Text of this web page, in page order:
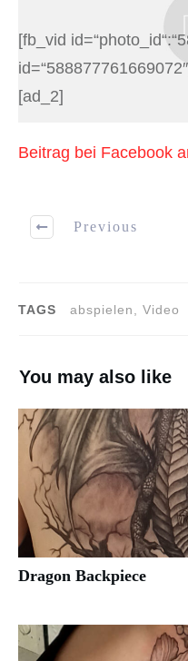
[fb_vid
[ad_2]
Beitrag bei Facebook
Previous
TAGS abspielen, Video
You may also like
Dragon Backpiece